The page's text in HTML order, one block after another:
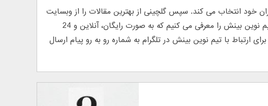
انتخاب می کند. سپس گلچینی از بهترین مقالات را از وبسایت
های فارسی و انگلیسی پیدا کرده و منتشر می کند. به دلیل درخواست خوانندگان مبنی بر معرفی روانشناس آنلاین، ما تیم نوین بینش را معرفی می کنیم که به صورت رایگان، آنلاین و 24
با تیم نوین بینش در تلگرام به شماره رو به رو پیام ارسال